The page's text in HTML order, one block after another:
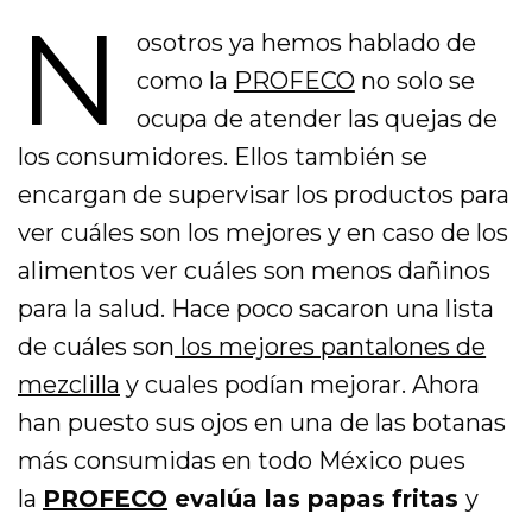
N
osotros ya hemos hablado de
como la PROFECOno solo se
ocupa de atender las quejas de
los consumidores. Ellos también se
encargan de supervisar los productos para
ver cuáles son los mejores y en caso de los
alimentos ver cuáles son menos dañinos
para la salud. Hace poco sacaron una lista
de cuáles son los mejores pantalones de
mezclilla y cuales podían mejorar. Ahora
han puesto sus ojos en una de las botanas
más consumidas en todo México pues
la PROFECO evalúa las papas fritasy